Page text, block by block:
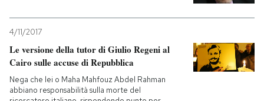
4/11/2017
Le versione della tutor di Giulio Regeni al
Cairo sulle accuse di Repubblica
Nega che lei o Maha Mahfouz Abdel Rahman
abbiano responsabilità sulla morte del